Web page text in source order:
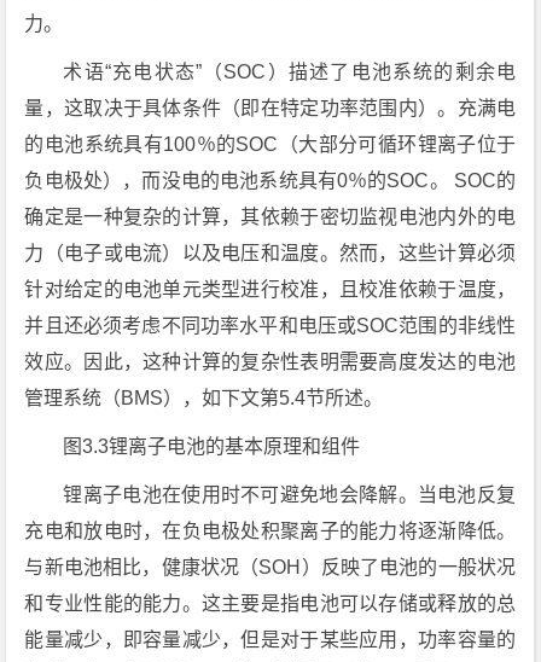
力。
术语“充电状态”（SOC）描述了电池系统的剩余电
量，这取决于具体条件（即在特定功率范围内）。充满电
的电池系统具有100％的SOC（大部分可循环锂离子位于
负电极处），而没电的电池系统具有0％的SOC。 SOC的
确定是一种复杂的计算，其依赖于密切监视电池内外的电
力（电子或电流）以及电压和温度。然而，这些计算必须
针对给定的电池单元类型进行校准，且校准依赖于温度，
并且还必须考虑不同功率水平和电压或SOC范围的非线性
效应。因此，这种计算的复杂性表明需要高度发达的电池
管理系统（BMS），如下文第5.4节所述。
图3.3锂离子电池的基本原理和组件
锂离子电池在使用时不可避免地会降解。当电池反复
充电和放电时，在负电极处积聚离子的能力将逐渐降低。
与新电池相比，健康状况（SOH）反映了电池的一般状况
和专业性能的能力。这主要是指电池可以存储或释放的总
能量减少，即容量减少，但是对于某些应用，功率容量的